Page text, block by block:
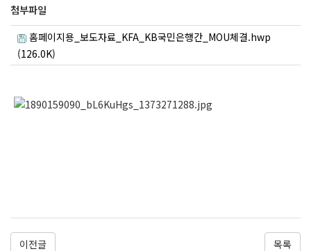
첨부파일
홈페이지용_보도자료_KFA_KB국민은행간_MOU체결.hwp
(126.0K)
이전글 목록